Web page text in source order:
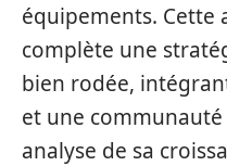
équipements. Cette
complète une
bien rodée,
et une
analyse de sa